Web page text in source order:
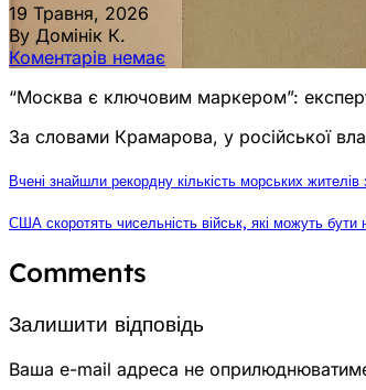
19 Травня, 2026
By Домінік К.
Коментарів немає
“Москва є ключовим маркером”:
За словами Крамарова, у російської
Вчені знайшли рекордну кількість морських жителів
США скоротять чисельність військ, які можуть
Comments
Залишити відповідь
Ваша e-mail адреса не